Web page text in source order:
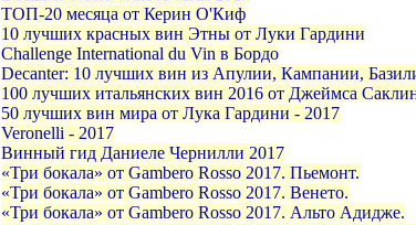
ТОП-20 месяца от Керин О'Киф
10 лучших красных вин Этны от Луки Гардини
Challenge International du Vin в Бордо
Decanter: 10 лучших вин из Апулии, Кампании,
100 лучших итальянских вин 2016 от Джеймса
50 лучших вин мира от Лука Гардини - 2017
Veronelli - 2017
Винный гид Даниеле Чернилли 2017
«Три бокала» от Gambero Rosso 2017. Пьемонт.
«Три бокала» от Gambero Rosso 2017. Венето.
«Три бокала» от Gambero Rosso 2017. Альто Адидже.